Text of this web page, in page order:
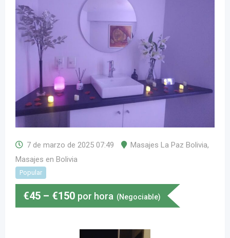
7 de marzo de 2025 07:49 Masajes La Paz Bolivia,
Masajes en Bolivia
Popular
€45 – €150 por hora (Negociable)